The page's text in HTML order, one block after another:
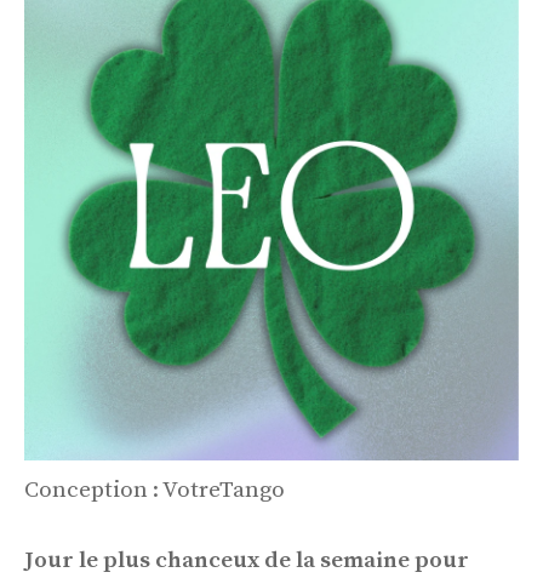
Conception : VotreTango
Jour le plus chanceux de la semaine pour